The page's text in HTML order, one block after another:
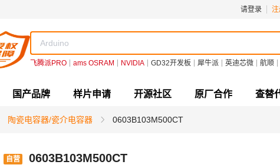
请登录
飞腾派PRO ams OSRAM NVIDIA GD32开发板 犀牛派 英迪芯微 航顺
国产品牌 样片申请 开源社区 原厂合作 查替
陶瓷电容器/瓷介电容器 0603B103M500CT
自营 0603B103M500CT